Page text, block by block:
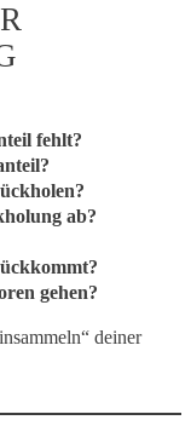
fehlt?
ab?
gehen?
deiner